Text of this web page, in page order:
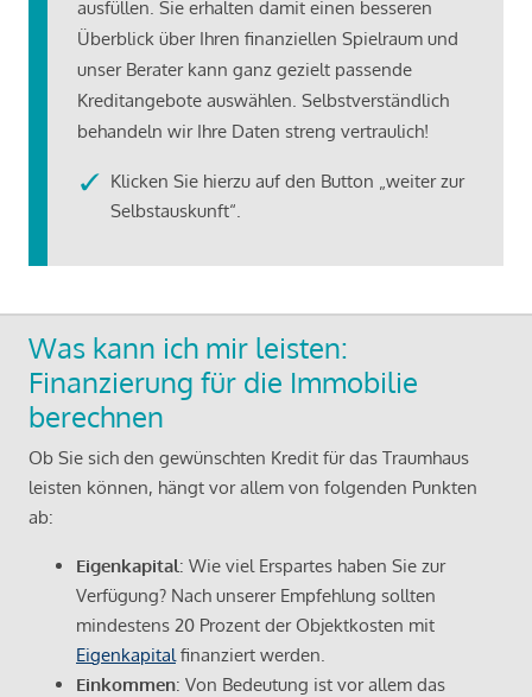
ausfüllen. Sie erhalten damit einen besseren
Überblick über Ihren finanziellen Spielraum und
unser Berater kann ganz gezielt passende
Kreditangebote auswählen. Selbstverständlich
behandeln wir Ihre Daten streng vertraulich!
Klicken Sie hierzu auf den Button „weiter zur
Selbstauskunft“.
Was kann ich mir leisten:
Finanzierung für die Immobilie
berechnen
Ob Sie sich den gewünschten Kredit für das Traumhaus
leisten können, hängt vor allem von folgenden Punkten
ab:
Eigenkapital: Wie viel Erspartes haben Sie zur
Verfügung? Nach unserer Empfehlung sollten
mindestens 20 Prozent der Objektkosten mit
Eigenkapital finanziert werden.
Einkommen: Von Bedeutung ist vor allem das